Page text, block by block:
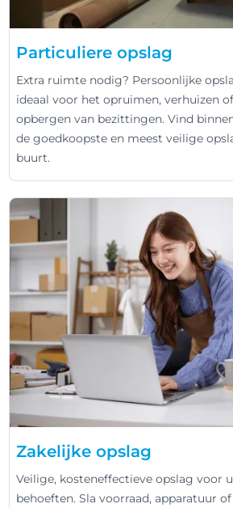
Particuliere opslag
Extra ruimte nodig? Persoonlijke
ideaal voor het opruimen, verhuizen
opbergen van bezittingen. Vind
de goedkoopste en meest veilige
buurt.
Zakelijke opslag
Veilige, kosteneffectieve opslag voor
behoeften. Sla voorraad, apparatuur